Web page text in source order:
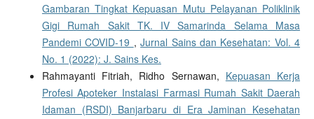
Gambaran Tingkat Kepuasan Mutu Pelayanan Poliklinik
Gigi Rumah Sakit TK. IV Samarinda Selama Masa
Pandemi COVID-19 ,Jurnal Sains dan Kesehatan: Vol. 4
No. 1 (2022): J. Sains Kes.
Rahmayanti Fitriah, Ridho Sernawan, Kepuasan Kerja
Profesi Apoteker Instalasi Farmasi Rumah Sakit Daerah
Idaman (RSDI) Banjarbaru di Era Jaminan Kesehatan